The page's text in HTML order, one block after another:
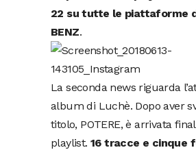
22 su tutte le piattaforme
BENZ.
La seconda news riguarda
album di Luchè. Dopo aver
titolo, POTERE, è arrivata
playlist.16 tracce e cinque